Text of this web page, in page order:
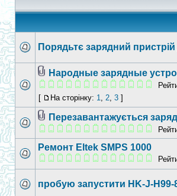
Порядьтє зарядний
Народные зарядные
[
На сторінку: 1, 2, 3 ]
Перезавантажується
Ремонт Eltek SMPS 1000
пробую запустити HK-J-H99-